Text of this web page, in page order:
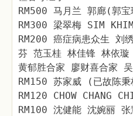
RM500 马月兰 郭廊(郭宝
RM300 梁翠梅 SIM
RM200 癌症病患众生 刘
芬 范玉桂 林佳锋 林依
黄郁胜合家 廖财喜合家
RM150 苏家威 (已故陈
RM120 CHOW CHANG
RM100 沈健能 沈婉丽